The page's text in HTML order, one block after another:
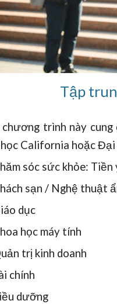
Tập
chương trình này
California hoặc Đại
sóc sức khỏe:
sạn / Nghệ thuật
dục
học máy tính
trị kinh doanh
chính
dưỡng